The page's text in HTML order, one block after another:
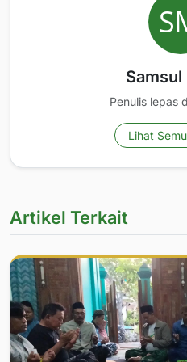
Penulis lepas
Lihat
Artikel Terkait